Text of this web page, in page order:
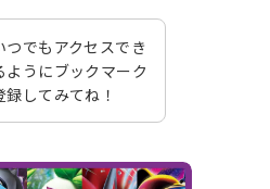
つでもアクセスでき
ようにブックマーク
録してみてね！